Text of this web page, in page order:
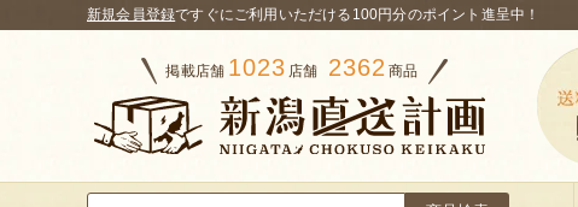
新規会員登録ですぐにご利用いただける100円分のポイント進呈中！
掲載店舗 1023 店舗 2362 商品